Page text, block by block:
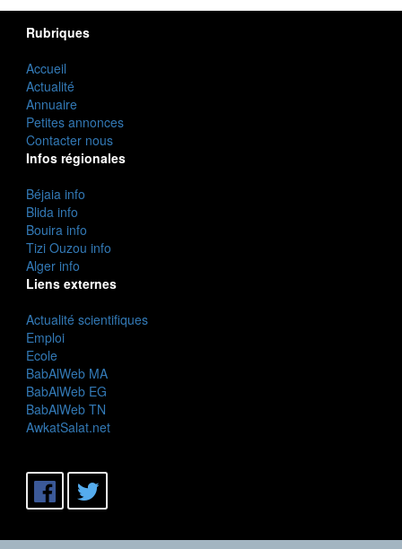
Rubriques
Accueil
Actualité
Annuaire
Petites annonces
Contacter nous
Infos régionales
Béjaia info
Blida info
Bouira info
Tizi Ouzou info
Alger info
Liens externes
Actualité scientifiques
Emploi
Ecole
BabAlWeb MA
BabAlWeb EG
BabAlWeb TN
AwkatSalat.net